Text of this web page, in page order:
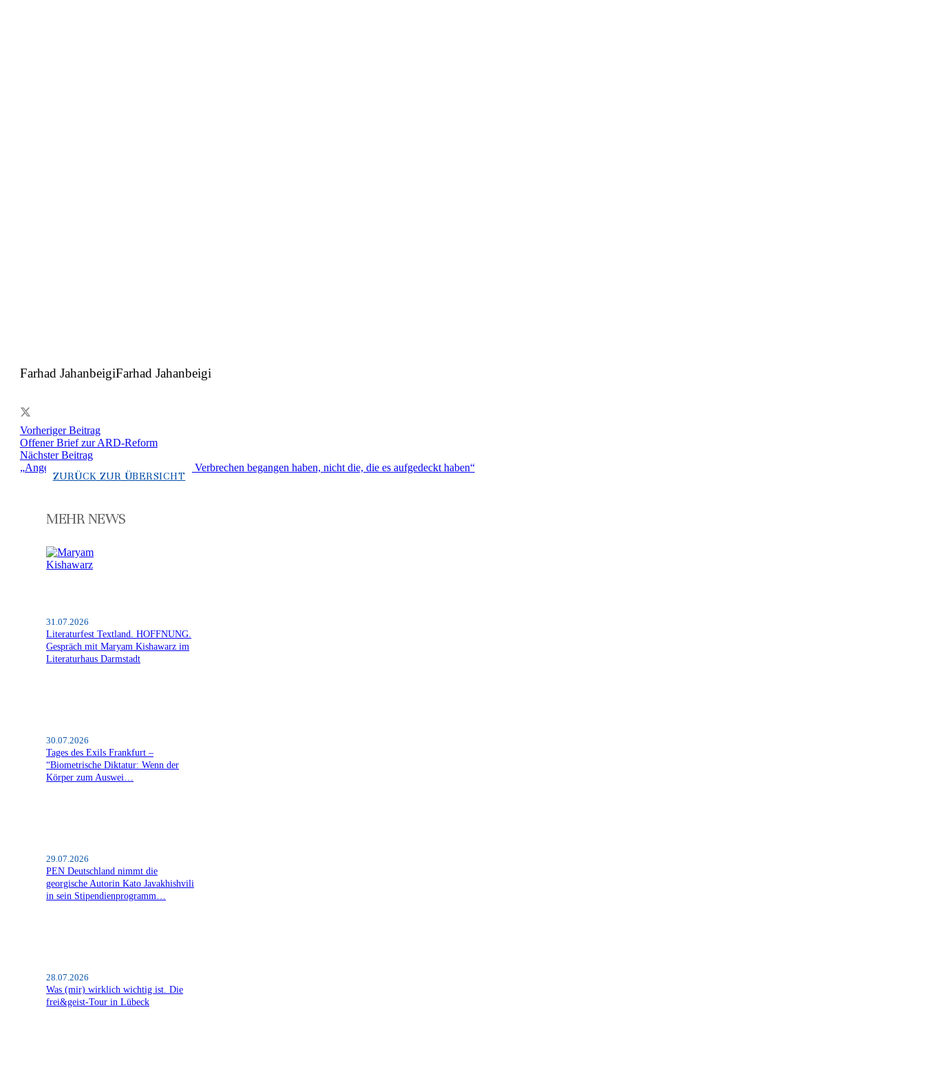
Farhad JahanbeigiFarhad Jahanbeigi
Vorheriger Beitrag
Offener Brief zur ARD-Reform
Nächster Beitrag
„Angeklagt werden müssen die, die das Verbrechen begangen haben, nicht die, die es aufgedeckt haben“
ZURÜCK ZUR ÜBERSICHT
MEHR NEWS
31.07.2026
Literaturfest Textland. HOFFNUNG.
Gespräch mit Maryam Kishawarz im
Literaturhaus Darmstadt
30.07.2026
Tages des Exils Frankfurt –
“Biometrische Diktatur: Wenn der
Körper zum Auswei…
29.07.2026
PEN Deutschland nimmt die
georgische Autorin Kato Javakhishvili
in sein Stipendienprogramm…
28.07.2026
Was (mir) wirklich wichtig ist. Die
frei&geist-Tour in Lübeck